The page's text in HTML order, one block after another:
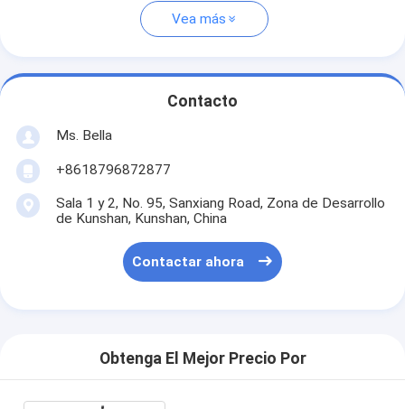
Vea más
Contacto
Ms. Bella
+8618796872877
Sala 1 y 2, No. 95, Sanxiang Road, Zona de Desarrollo
de Kunshan, Kunshan, China
Contactar ahora
Obtenga El Mejor Precio Por